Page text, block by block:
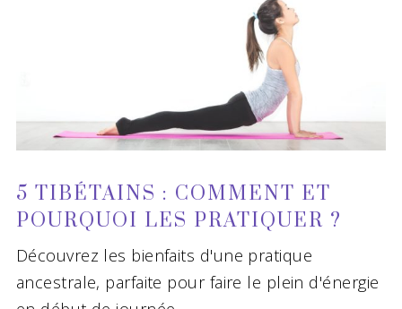
5 TIBÉTAINS : COMMENT ET
POURQUOI LES PRATIQUER ?
Découvrez les bienfaits d'une pratique
ancestrale, parfaite pour faire le plein d'énergie